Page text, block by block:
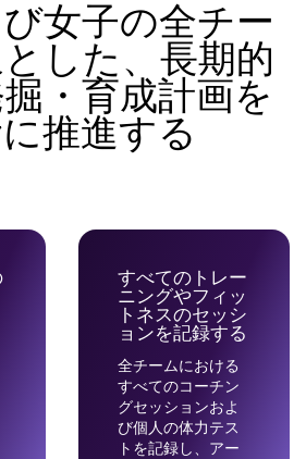
女子の全チー
した、長期的
・育成計画を
推進する
すべてのトレー
ニングやフィッ
トネスのセッシ
ョンを記録する
全チームにおける
すべてのコーチン
グセッションおよ
び個人の体力テス
トを記録し、アー